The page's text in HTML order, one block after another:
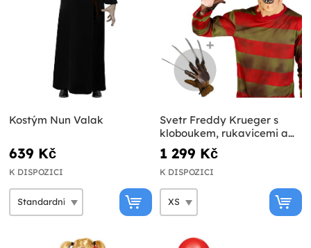
Kostým Nun Valak
639 Kč
K DISPOZICI
Svetr Freddy Krueger s
kloboukem, rukavicemi a
maskou pro muže - Noční
můra v Elm street
1 299 Kč
K DISPOZICI